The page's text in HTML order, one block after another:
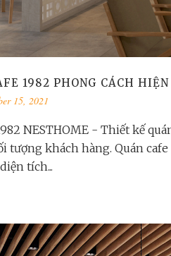
1982 PHONG CÁCH
15, 2021
NESTHOME - Thiết kế
tượng khách hàng. Quán
tích...